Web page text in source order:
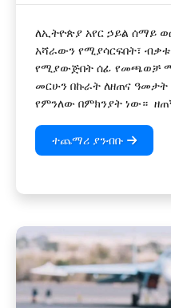
ለኢትዮጵያ አየር ኃይል ሰማይ
አሻራውን የሚያሳርፍበት፣
የሚያውጅበት ሰፊ የመጫወቻ
መርሁን በኩራት ለዘጠና ዓመታት
የምንለው በምክንያት ነው።
ተጨማሪ ያንብቡ